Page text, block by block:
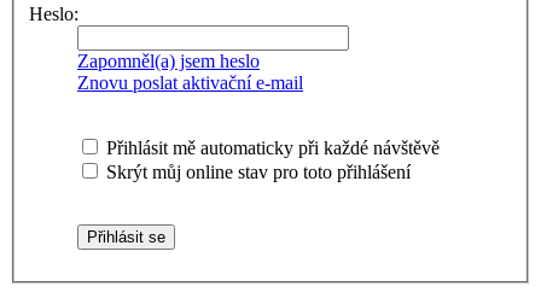
Heslo:
Zapomněl(a) jsem heslo
Znovu poslat aktivační e-mail
Přihlásit mě automaticky při každé návštěvě
Skrýt můj online stav pro toto přihlášení